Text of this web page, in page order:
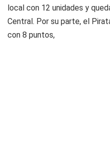
local con 12 unidades y
Central. Por su parte, el
con 8 puntos,